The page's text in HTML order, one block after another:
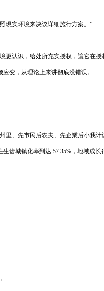
現实环境来决议详细施行方案。”
更认识，给处所充实授权，讓它在
变，从理论上来讲彻底没错误。
里、先市民后农夫、先企業后小我计
齿城镇化率到达 57.35%，地域成